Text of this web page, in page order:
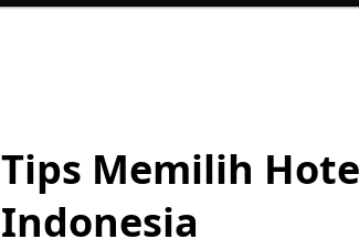
Tips Memilih
Indonesia